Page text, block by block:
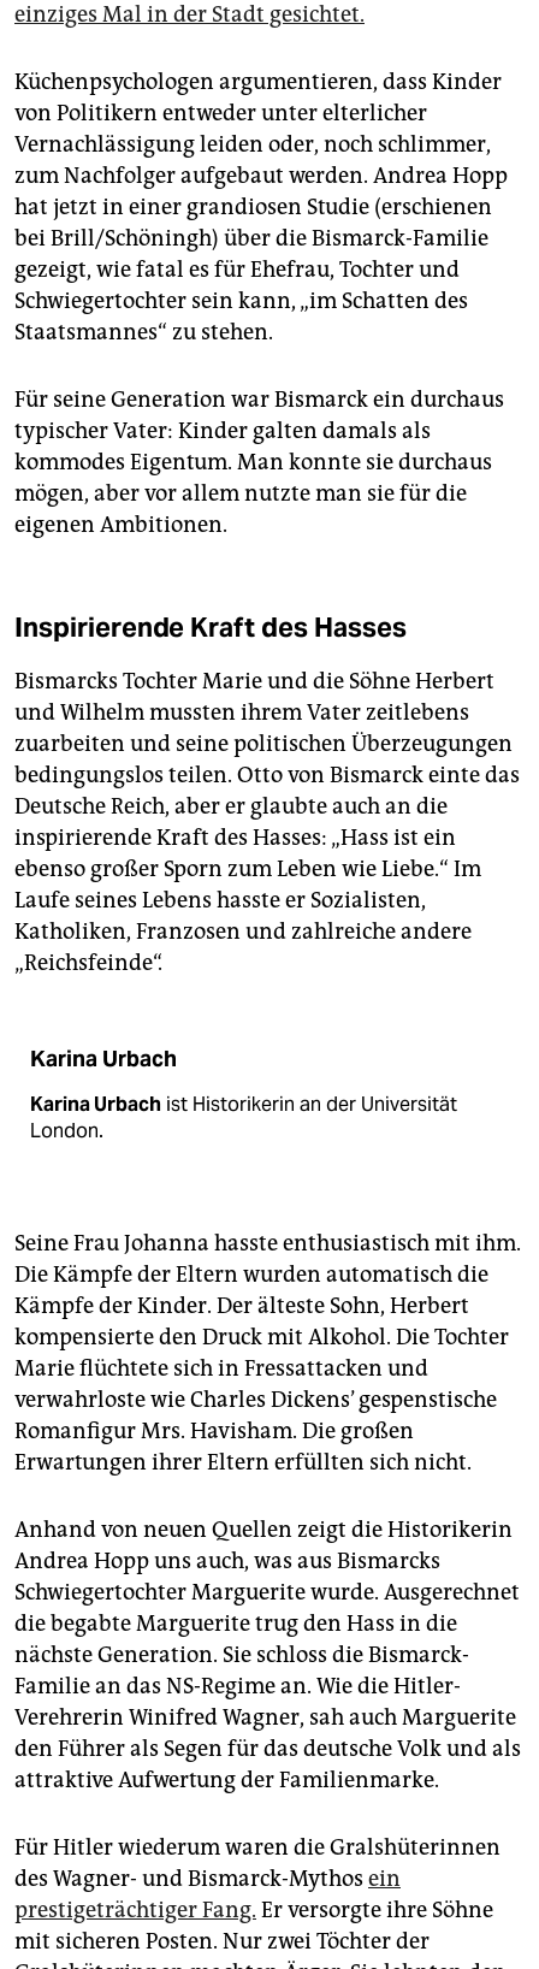
einziges Mal in der Stadt gesichtet.
Küchenpsychologen argumentieren, dass Kinder
von Politikern entweder unter elterlicher
Vernachlässigung leiden oder, noch schlimmer,
zum Nachfolger aufgebaut werden. Andrea Hopp
hat jetzt in einer grandiosen Studie (erschienen
bei Brill/Schöningh) über die Bismarck-Familie
gezeigt, wie fatal es für Ehefrau, Tochter und
Schwiegertochter sein kann, „im Schatten des
Staatsmannes“ zu stehen.
Für seine Generation war Bismarck ein durchaus
typischer Vater: Kinder galten damals als
kommodes Eigentum. Man konnte sie durchaus
mögen, aber vor allem nutzte man sie für die
eigenen Ambitionen.
Inspirierende Kraft des Hasses
Bismarcks Tochter Marie und die Söhne Herbert
und Wilhelm mussten ihrem Vater zeitlebens
zuarbeiten und seine politischen Überzeugungen
bedingungslos teilen. Otto von Bismarck einte das
Deutsche Reich, aber er glaubte auch an die
inspirierende Kraft des Hasses: „Hass ist ein
ebenso großer Sporn zum Leben wie Liebe.“ Im
Laufe seines Lebens hasste er Sozialisten,
Katholiken, Franzosen und zahlreiche andere
„Reichsfeinde“.
Karina Urbach
Karina Urbach ist Historikerin an der Uni­versität
London.
Seine Frau Johanna hasste enthusiastisch mit ihm.
Die Kämpfe der Eltern wurden automatisch die
Kämpfe der Kinder. Der älteste Sohn, Herbert
kompensierte den Druck mit Alkohol. Die Tochter
Marie flüchtete sich in Fressattacken und
verwahrloste wie Charles Dickens’ gespenstische
Romanfigur Mrs. Havisham. Die großen
Erwartungen ihrer Eltern erfüllten sich nicht.
Anhand von neuen Quellen zeigt die Historikerin
Andrea Hopp uns auch, was aus Bismarcks
Schwiegertochter Marguerite wurde. Ausgerechnet
die begabte Marguerite trug den Hass in die
nächste Generation. Sie schloss die Bismarck-
Familie an das NS-Regime an. Wie die Hitler-
Verehrerin Winifred Wagner, sah auch Marguerite
den Führer als Segen für das deutsche Volk und als
attraktive Aufwertung der Familienmarke.
Für Hitler wiederum waren die Gralshüterinnen
des Wagner- und Bismarck-Mythos ein
prestigeträchtiger Fang. Er versorgte ihre Söhne
mit sicheren Posten. Nur zwei Töchter der